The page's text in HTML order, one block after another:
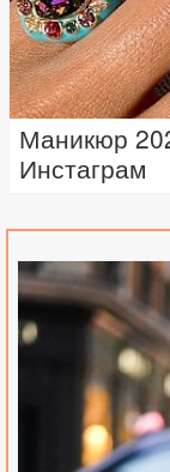
Маникюр
Инстаграм